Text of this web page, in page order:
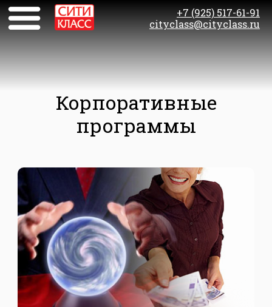
+7 (925) 517-61-91
cityclass@cityclass.ru
Корпоративные
программы